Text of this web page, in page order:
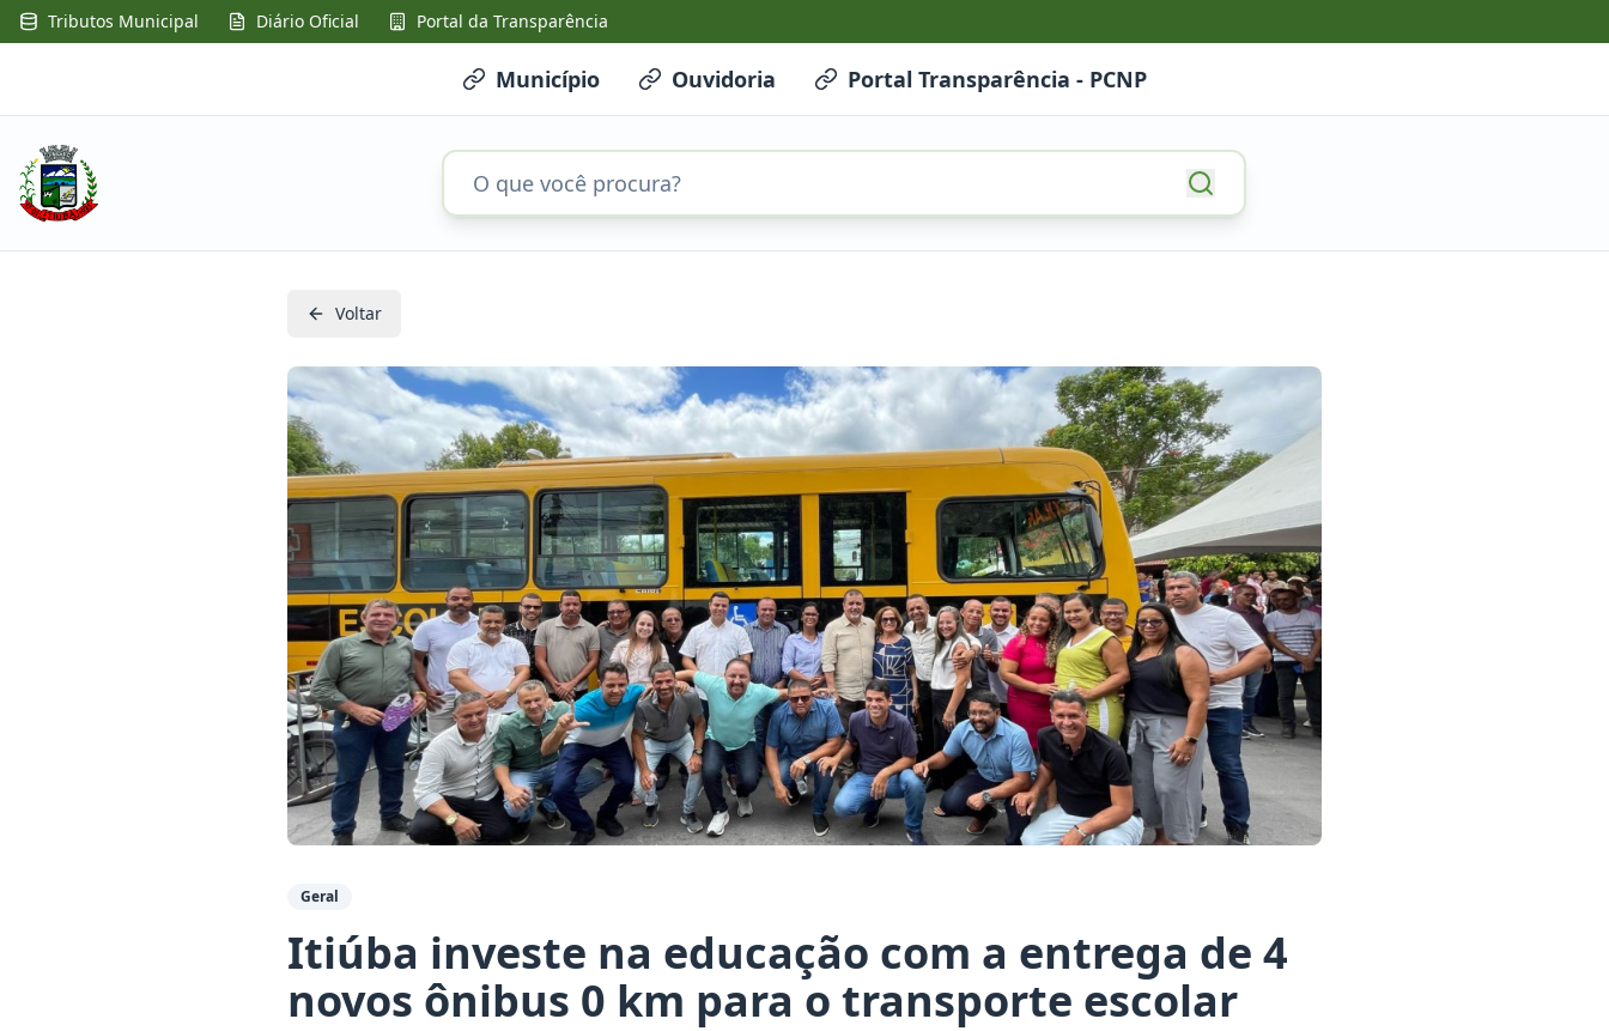
Tributos Municipal Diário Oficial Portal da Transparência
Município Ouvidoria Portal Transparência - PCNP
Voltar
Geral
Itiúba investe na educação com a entrega de 4
novos ônibus 0 km para o transporte escolar